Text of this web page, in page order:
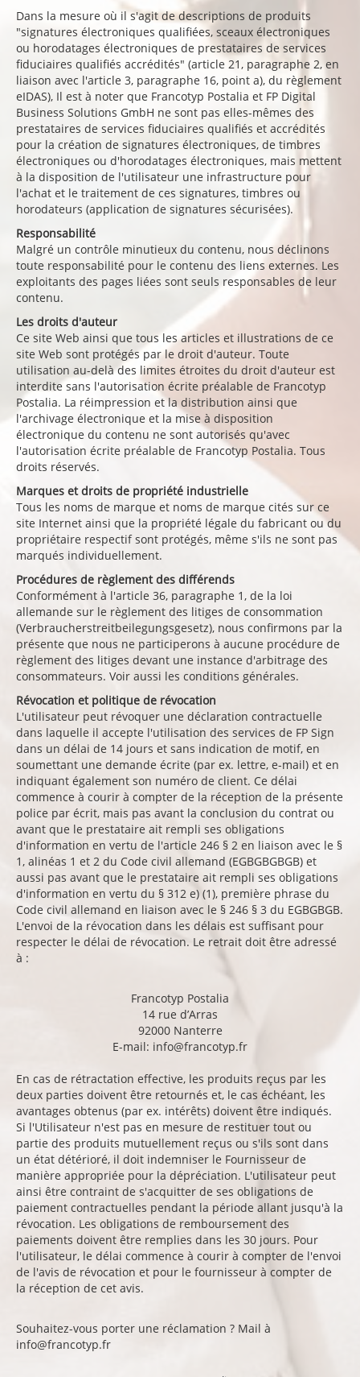
Dans la mesure où il s'agit de descriptions de produits
"signatures électroniques qualifiées, sceaux électroniques
ou horodatages électroniques de prestataires de services
fiduciaires qualifiés accrédités" (article 21, paragraphe 2, en
liaison avec l'article 3, paragraphe 16, point a), du règlement
eIDAS), Il est à noter que Francotyp Postalia et FP Digital
Business Solutions GmbH ne sont pas elles-mêmes des
prestataires de services fiduciaires qualifiés et accrédités
pour la création de signatures électroniques, de timbres
électroniques ou d'horodatages électroniques, mais mettent
à la disposition de l'utilisateur une infrastructure pour
l'achat et le traitement de ces signatures, timbres ou
horodateurs (application de signatures sécurisées).
Responsabilité
Malgré un contrôle minutieux du contenu, nous déclinons
toute responsabilité pour le contenu des liens externes. Les
exploitants des pages liées sont seuls responsables de leur
contenu.
Les droits d'auteur
Ce site Web ainsi que tous les articles et illustrations de ce
site Web sont protégés par le droit d'auteur. Toute
utilisation au-delà des limites étroites du droit d'auteur est
interdite sans l'autorisation écrite préalable de Francotyp
Postalia. La réimpression et la distribution ainsi que
l'archivage électronique et la mise à disposition
électronique du contenu ne sont autorisés qu'avec
l'autorisation écrite préalable de Francotyp Postalia. Tous
droits réservés.
Marques et droits de propriété industrielle
Tous les noms de marque et noms de marque cités sur ce
site Internet ainsi que la propriété légale du fabricant ou du
propriétaire respectif sont protégés, même s'ils ne sont pas
marqués individuellement.
Procédures de règlement des différends
Conformément à l'article 36, paragraphe 1, de la loi
allemande sur le règlement des litiges de consommation
(Verbraucherstreitbeilegungsgesetz), nous confirmons par la
présente que nous ne participerons à aucune procédure de
règlement des litiges devant une instance d'arbitrage des
consommateurs. Voir aussi les conditions générales.
Révocation et politique de révocation
L'utilisateur peut révoquer une déclaration contractuelle
dans laquelle il accepte l'utilisation des services de FP Sign
dans un délai de 14 jours et sans indication de motif, en
soumettant une demande écrite (par ex. lettre, e-mail) et en
indiquant également son numéro de client. Ce délai
commence à courir à compter de la réception de la présente
police par écrit, mais pas avant la conclusion du contrat ou
avant que le prestataire ait rempli ses obligations
d'information en vertu de l'article 246 § 2 en liaison avec le §
1, alinéas 1 et 2 du Code civil allemand (EGBGBGBGB) et
aussi pas avant que le prestataire ait rempli ses obligations
d'information en vertu du § 312 e) (1), première phrase du
Code civil allemand en liaison avec le § 246 § 3 du EGBGBGB.
L'envoi de la révocation dans les délais est suffisant pour
respecter le délai de révocation. Le retrait doit être adressé
à :
Francotyp Postalia
14 rue d’Arras
92000 Nanterre
E-mail: info@francotyp.fr
En cas de rétractation effective, les produits reçus par les
deux parties doivent être retournés et, le cas échéant, les
avantages obtenus (par ex. intérêts) doivent être indiqués.
Si l'Utilisateur n'est pas en mesure de restituer tout ou
partie des produits mutuellement reçus ou s'ils sont dans
un état détérioré, il doit indemniser le Fournisseur de
manière appropriée pour la dépréciation. L'utilisateur peut
ainsi être contraint de s'acquitter de ses obligations de
paiement contractuelles pendant la période allant jusqu'à la
révocation. Les obligations de remboursement des
paiements doivent être remplies dans les 30 jours. Pour
l'utilisateur, le délai commence à courir à compter de l'envoi
de l'avis de révocation et pour le fournisseur à compter de
la réception de cet avis.
Souhaitez-vous porter une réclamation ? Mail à
info@francotyp.fr